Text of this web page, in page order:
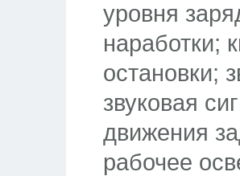
уровня
наработки;
остановки;
звуковая
движения
рабочее